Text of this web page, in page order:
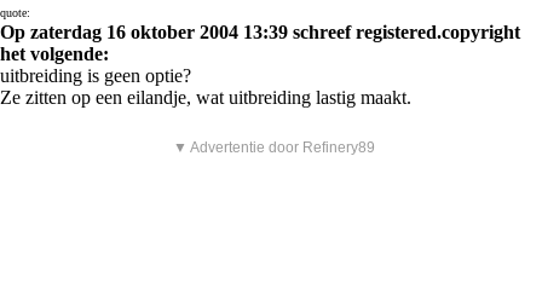
quote:
Op zaterdag 16 oktober 2004 13:39 schreef registered.copyright
het volgende:
uitbreiding is geen optie?
Ze zitten op een eilandje, wat uitbreiding lastig maakt.
▼ Advertentie door Refinery89